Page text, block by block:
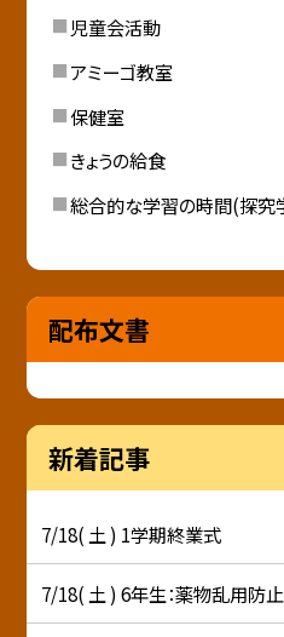
児童会活動
アミーゴ教室
保健室
きょうの給食
総合的な学習の時間(探究
配布文書
新着記事
7/18( 土 ) 1学期終業式
7/18( 土 ) 6年生：薬物乱用防